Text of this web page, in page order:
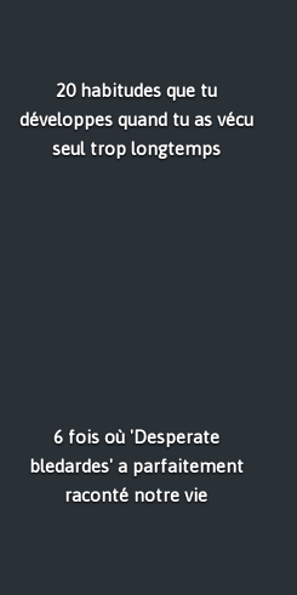
20 habitudes que tu
développes quand tu as vécu
seul trop longtemps
6 fois où 'Desperate
bledardes' a parfaitement
raconté notre vie